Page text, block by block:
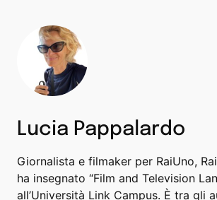
Lucia Pappalardo
Giornalista e filmaker per RaiUno,
ha insegnato “Film and Television
all’Università Link Campus. È tra gli